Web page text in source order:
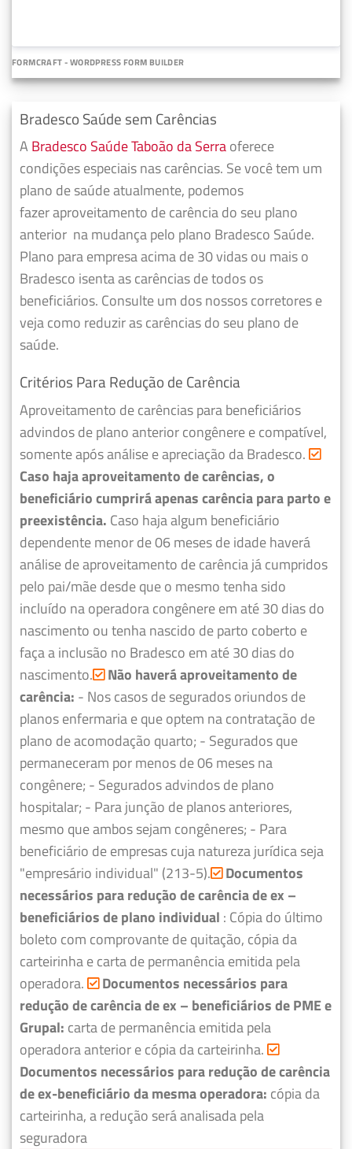
FORMCRAFT - WORDPRESS FORM BUILDER
Bradesco Saúde sem Carências
A Bradesco Saúde Taboão da Serraoferece
condições especiais nas carências. Se você tem um
plano de saúde atualmente, podemos
fazeraproveitamento de carência do seu plano
anterior na mudança pelo plano Bradesco Saúde.
Plano para empresa acima de 30 vidas ou mais o
Bradesco isenta as carências de todos os
beneficiários. Consulte um dos nossos corretores e
veja como reduzir as carências do seu plano de
saúde.
Critérios Para Redução de Carência
Aproveitamento de carências para beneficiários
advindos de plano anterior congênere e compatível,
somente após análise e apreciação da Bradesco.
Caso haja aproveitamento de carências, o
beneficiário cumprirá apenas carência para parto e
preexistência. Caso haja algum beneficiário
dependente menor de 06 meses de idade haverá
análise de aproveitamento de carência já cumpridos
pelo pai/mãe desde que o mesmo tenha sido
incluído na operadora congênere em até 30 dias do
nascimento ou tenha nascido de parto coberto e
faça a inclusão no Bradesco em até 30 dias do
nascimento. Não haverá aproveitamento de
carência: - Nos casos de segurados oriundos de
planos enfermaria e que optem na contratação de
plano de acomodação quarto; - Segurados que
permaneceram por menos de 06 meses na
congênere; - Segurados advindos de plano
hospitalar; - Para junção de planos anteriores,
mesmo que ambos sejam congêneres; - Para
beneficiário de empresas cuja natureza jurídica seja
"empresário individual" (213-5). Documentos
necessários para redução de carência de ex –
beneficiários de plano individual : Cópia do último
boleto com comprovante de quitação, cópia da
carteirinha e carta de permanência emitida pela
operadora.
Documentos necessários para
redução de carência de ex – beneficiários de PME e
Grupal: carta de permanência emitida pela
operadora anterior e cópia da carteirinha.
Documentos necessários para redução de carência
de ex-beneficiário da mesma operadora: cópia da
carteirinha, a redução será analisada pela
seguradora